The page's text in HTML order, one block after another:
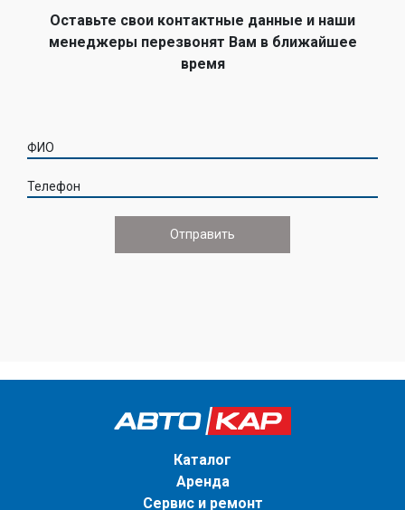
Оставьте свои контактные данные и наши
менеджеры перезвонят Вам в ближайшее
время
ФИО
Телефон
Каталог
Аренда
Сервис и ремонт